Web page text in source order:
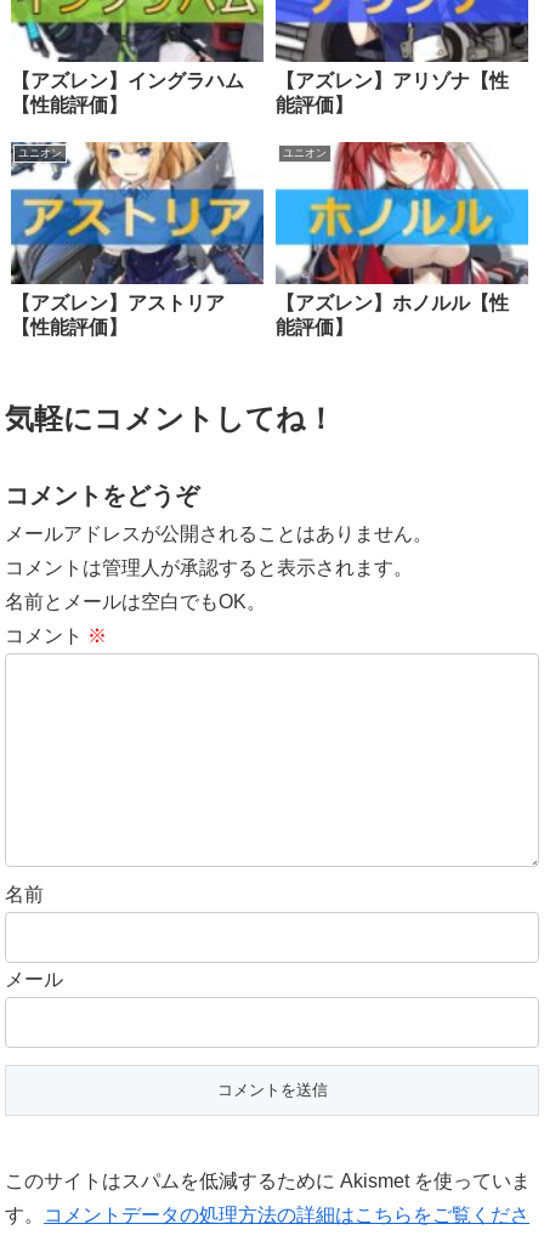
【アズレン】イングラハム
【性能評価】
【アズレン】アリゾナ【性
能評価】
ユニオン
【アズレン】アストリア
【性能評価】
ユニオン
【アズレン】ホノルル【性
能評価】
気軽にコメントしてね！
コメントをどうぞ
メールアドレスが公開されることはありません。
コメントは管理人が承認すると表示されます。
名前とメールは空白でもOK。
コメント ※
名前
メール
このサイトはスパムを低減するために Akismet を使っていま
す。
コメントデータの処理方法の詳細はこちらをご覧くださ